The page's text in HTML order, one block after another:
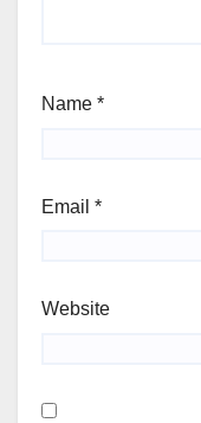
Name *
Email *
Website